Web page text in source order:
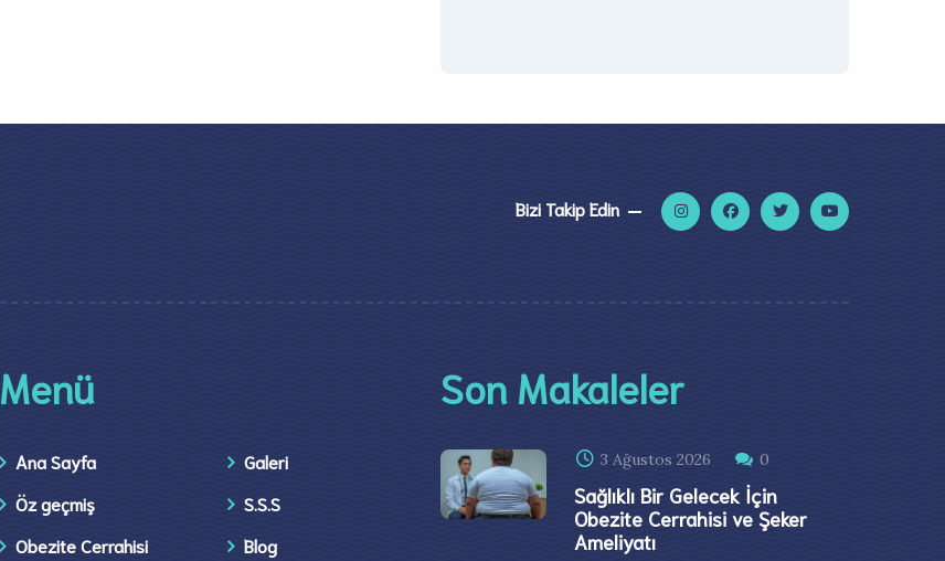
Bizi Takip Edin
Menü
Ana Sayfa
Öz geçmiş
Obezite Cerrahisi
Galeri
S.S.S
Blog
Son Makaleler
3 Ağustos 2026 0
Sağlıklı Bir Gelecek İçin
Obezite Cerrahisi ve Şeker
Ameliyatı